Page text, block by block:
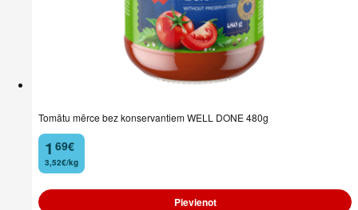
Tomātu mērce bez konservantiem WELL DONE 480g
1
. 69€
3,52€/kg
Pievienot